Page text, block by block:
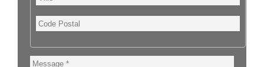
Code
Postal
Message